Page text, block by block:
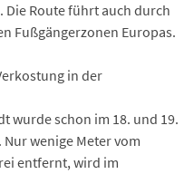
Die Route führt auch durch
Fußgängerzonen Europas.
in der
wurde schon im 18. und 19.
wenige Meter vom
entfernt, wird im